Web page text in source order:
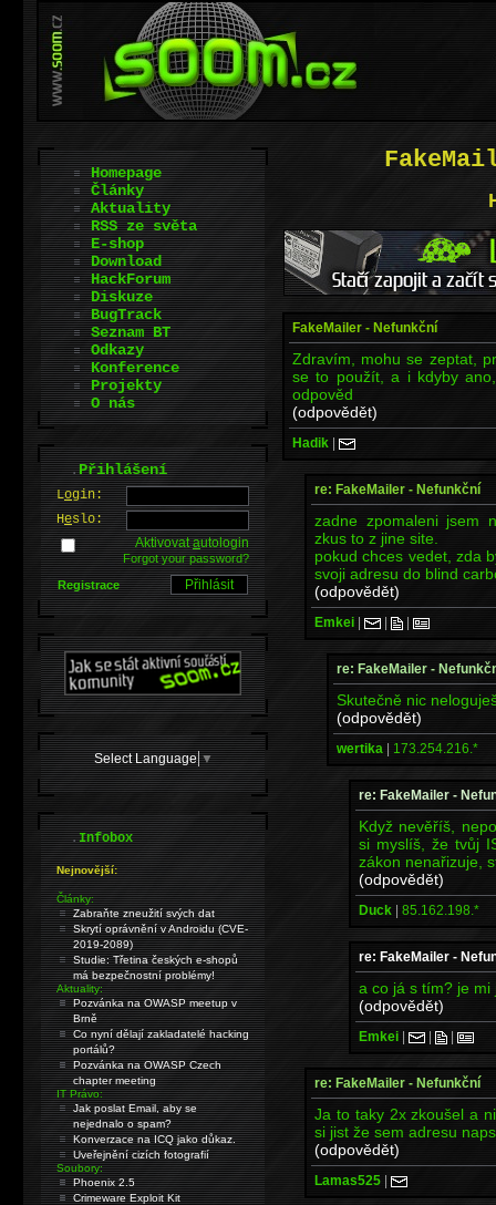
FakeMailer - Nefunkční
Zdravím, mohu se zeptat,
se to použít, a i kdyby
odpověd
(odpovědět)
Hadik |
re: FakeMailer - Nefunkční
zadne zpomaleni jsem
zkus to z jine site.
pokud chces vedet, zda
svoji adresu do blind
(odpovědět)
Emkei | | |
re: FakeMailer -
Skutečně nic
(odpovědět)
wertika | 173.254.216.*
re: FakeMailer -
Když nevěříš,
si myslíš, že tvůj
zákon nenařizuje,
(odpovědět)
Duck | 85.162.198.*
re: FakeMailer -
a co já s tím? je
(odpovědět)
Emkei | | |
re: FakeMailer - Nefunkční
Ja to taky 2x zkoušel a
si jist že sem adresu
(odpovědět)
Lamas525 |
Homepage
Články
Aktuality
RSS ze světa
E-shop
Download
HackForum
Diskuze
BugTrack
Seznam BT
Odkazy
Konference
Projekty
O nás
.Přihlášení
Login:
Heslo:
Aktivovatautologin
Forgot your password?
Registrace
Select Language ▼
.Infobox
Nejnovější:
Články:
Zabraňte zneužití svých dat
Skrytí oprávnění v Androidu (CVE-
2019-2089)
Studie: Třetina českých e-shopů
má bezpečnostní problémy!
Aktuality:
Pozvánka na OWASP meetup v
Brně
Co nyní dělají zakladatelé hacking
portálů?
Pozvánka na OWASP Czech
chapter meeting
IT Právo:
Jak poslat Email, aby se
nejednalo o spam?
Konverzace na ICQ jako důkaz.
Uveřejnění cizích fotografií
Soubory:
Phoenix 2.5
Crimeware Exploit Kit